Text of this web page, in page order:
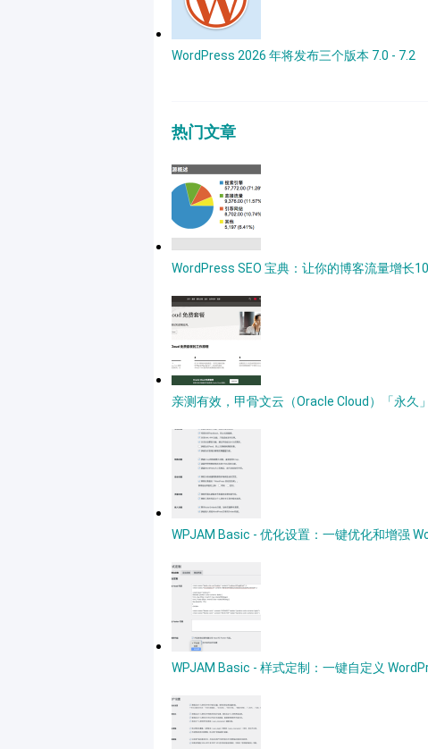
WordPress 2026 年将发布三个版本 7.0 - 7.2
热门文章
WordPress SEO 宝典：让你的博客流量增长
亲测有效，甲骨文云（Oracle Cloud）「永久
WPJAM Basic - 优化设置：一键优化和增强
WPJAM Basic - 样式定制：一键自定义